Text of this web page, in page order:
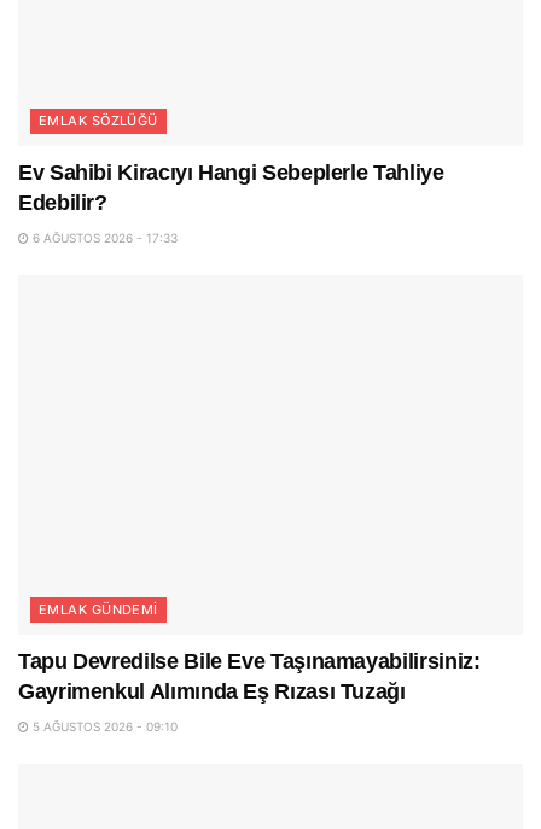
EMLAK SÖZLÜĞÜ
Ev Sahibi Kiracıyı Hangi Sebeplerle Tahliye
Edebilir?
6 AĞUSTOS 2026 - 17:33
EMLAK GÜNDEMI
Tapu Devredilse Bile Eve Taşınamayabilirsiniz:
Gayrimenkul Alımında Eş Rızası Tuzağı
5 AĞUSTOS 2026 - 09:10